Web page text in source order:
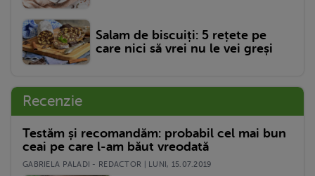
Salam de biscuiți: 5 rețete pe
care nici să vrei nu le vei greși
Recenzie
Testăm și recomandăm: probabil cel mai bun
ceai pe care l-am băut vreodată
GABRIELA PALADI - REDACTOR | LUNI, 15.07.2019